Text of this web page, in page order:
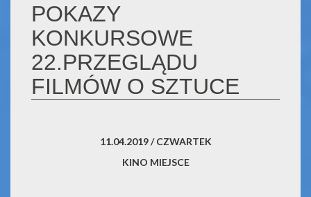
POKAZY
KONKURSOWE
22.PRZEGLĄDU
FILMÓW O SZTUCE
11.04.2019 / CZWARTEK
KINO MIEJSCE